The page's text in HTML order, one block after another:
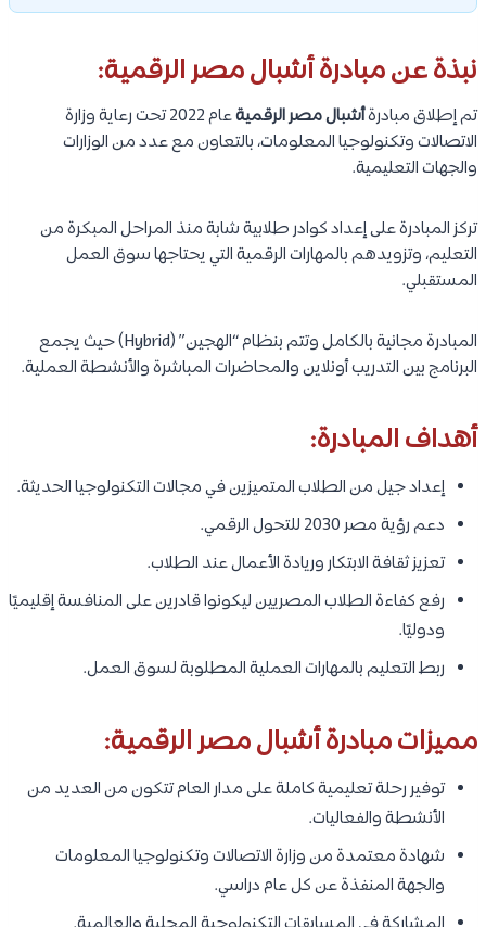
نبذة عن مبادرة أشبال مصر الرقمية:
تم إطلاق مبادرةأشبال مصر الرقمية
عام 2022 تحت رعاية وزارة
الاتصالات وتكنولوجيا المعلومات، بالتعاون مع عدد من الوزارات
والجهات التعليمية.
تركز المبادرة على إعداد كوادر طلابية شابة منذ المراحل المبكرة من
التعليم، وتزويدهم بالمهارات الرقمية التي يحتاجها سوق العمل
المستقبلي.
المبادرة مجانية بالكامل وتتم بنظام “الهجين” (Hybrid) حيث يجمع
البرنامج بين التدريب أونلاين والمحاضرات المباشرة والأنشطة العملية.
أهداف المبادرة:
إعداد جيل من الطلاب المتميزين في مجالات التكنولوجيا الحديثة.
دعم رؤية مصر 2030 للتحول الرقمي.
تعزيز ثقافة الابتكار وريادة الأعمال عند الطلاب.
رفع كفاءة الطلاب المصريين ليكونوا قادرين على المنافسة إقليميًا
ودوليًا.
ربط التعليم بالمهارات العملية المطلوبة لسوق العمل.
مميزات مبادرة أشبال مصر الرقمية:
توفير رحلة تعليمية كاملة على مدار العام تتكون من العديد من
الأنشطة والفعاليات.
شهادة معتمدة من وزارة الاتصالات وتكنولوجيا المعلومات
والجهة المنفذة عن كل عام دراسي.